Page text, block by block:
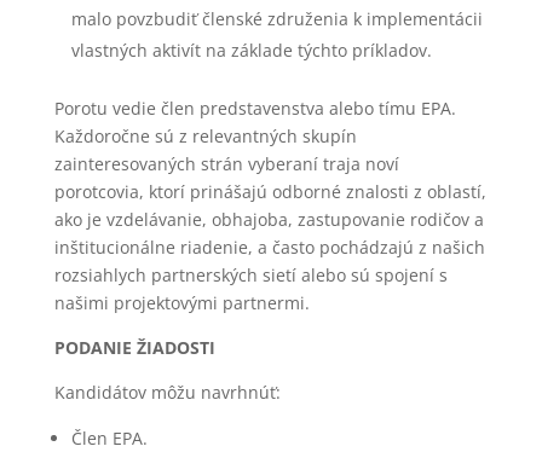
malo povzbudiť členské združenia k implementácii
vlastných aktivít na základe týchto príkladov.
Porotu vedie člen predstavenstva alebo tímu EPA.
Každoročne sú z relevantných skupín
zainteresovaných strán vyberaní traja noví
porotcovia, ktorí prinášajú odborné znalosti z oblastí,
ako je vzdelávanie, obhajoba, zastupovanie rodičov a
inštitucionálne riadenie, a často pochádzajú z našich
rozsiahlych partnerských sietí alebo sú spojení s
našimi projektovými partnermi.
PODANIE ŽIADOSTI
Kandidátov môžu navrhnúť:
Člen EPA.